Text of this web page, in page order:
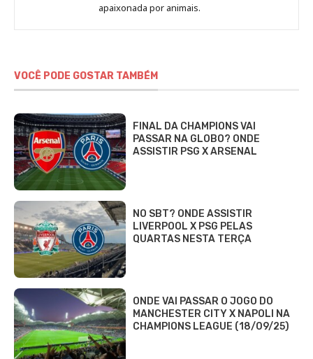
Fabbri
apaixonada por animais.
VOCÊ PODE GOSTAR TAMBÉM
FINAL DA CHAMPIONS VAI
PASSAR NA GLOBO? ONDE
ASSISTIR PSG X ARSENAL
NO SBT? ONDE ASSISTIR
LIVERPOOL X PSG PELAS
QUARTAS NESTA TERÇA
ONDE VAI PASSAR O JOGO DO
MANCHESTER CITY X NAPOLI NA
CHAMPIONS LEAGUE (18/09/25)